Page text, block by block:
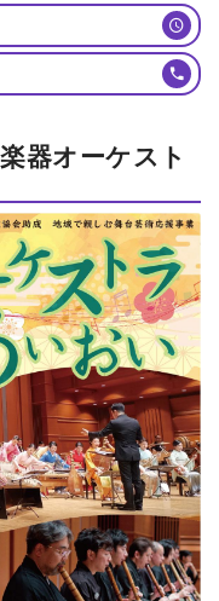
器オーケスト